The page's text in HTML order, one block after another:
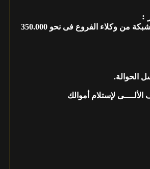
:
من وكلاء الفروع
فى نحو 350.000
لإستلام أموالك